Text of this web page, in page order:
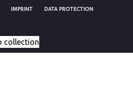
IMPRINT DATA PROTECTION